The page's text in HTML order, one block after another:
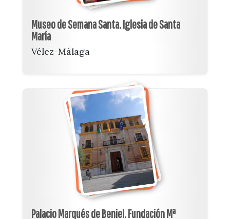
Museo de Semana Santa. Iglesia de Santa
María
Vélez-Málaga
Palacio Marqués de Beniel. Fundación Mª